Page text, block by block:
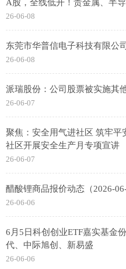
A股，全线低开！贵金属、半
26-06-08
东莞市华普信电子科技有限公
26-06-08
派瑞股份：公司股票被实施其
26-06-07
聚焦：安全用气进社区 筑牢平安“防火墙” 襄阳
社区开展安全生产月专项宣讲
26-06-07
醋酸锂商品报价动态（2026-
26-06-06
6月5日科创创业ETF嘉实基金
代、中际旭创、新易盛
26-06-06